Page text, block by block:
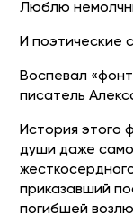
Люблю
И поэтические
Воспевал
писатель
История этого
души даже
приказавший
погибшей